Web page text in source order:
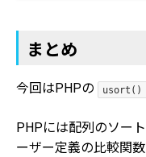
まとめ
今回はPHPの usort()
PHPには配列のソー
ーザー定義の比較関